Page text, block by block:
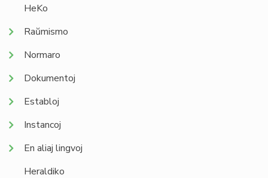
HeKo
Raŭmismo
Normaro
Dokumentoj
Establoj
Instancoj
En aliaj lingvoj
Heraldiko